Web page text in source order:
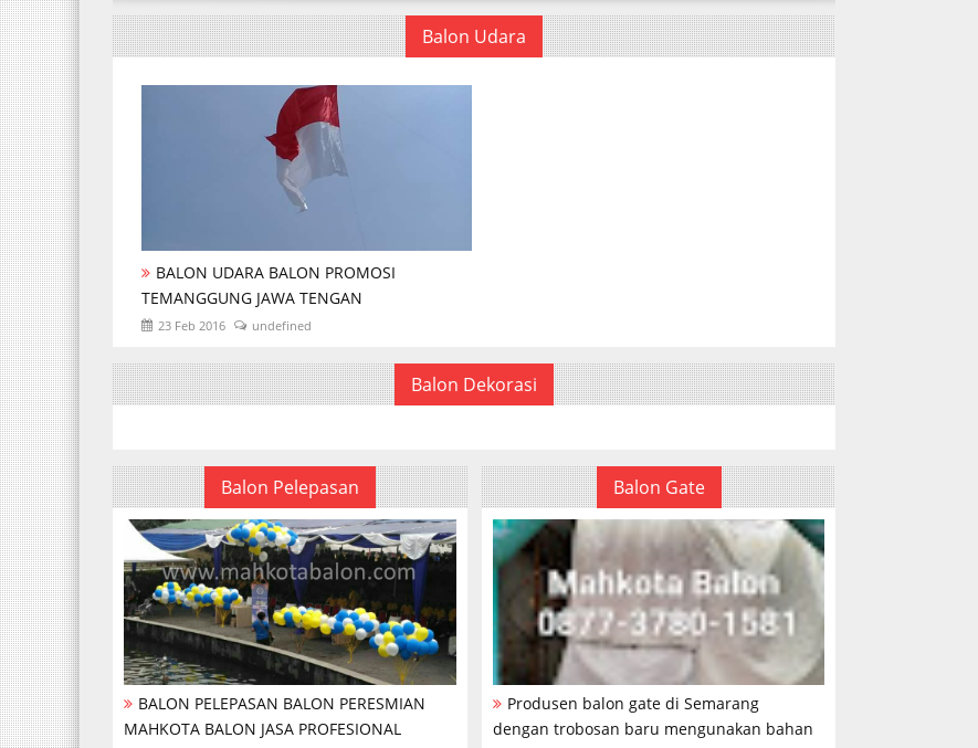
Balon Udara
BALON UDARA BALON PROMOSI
TEMANGGUNG JAWA TENGAN
23 Feb 2016 undefined
Balon Dekorasi
Balon Pelepasan
BALON PELEPASAN BALON PERESMIAN
MAHKOTA BALON JASA PROFESIONAL
Balon Gate
Produsen balon gate di Semarang
dengan trobosan baru mengunakan bahan